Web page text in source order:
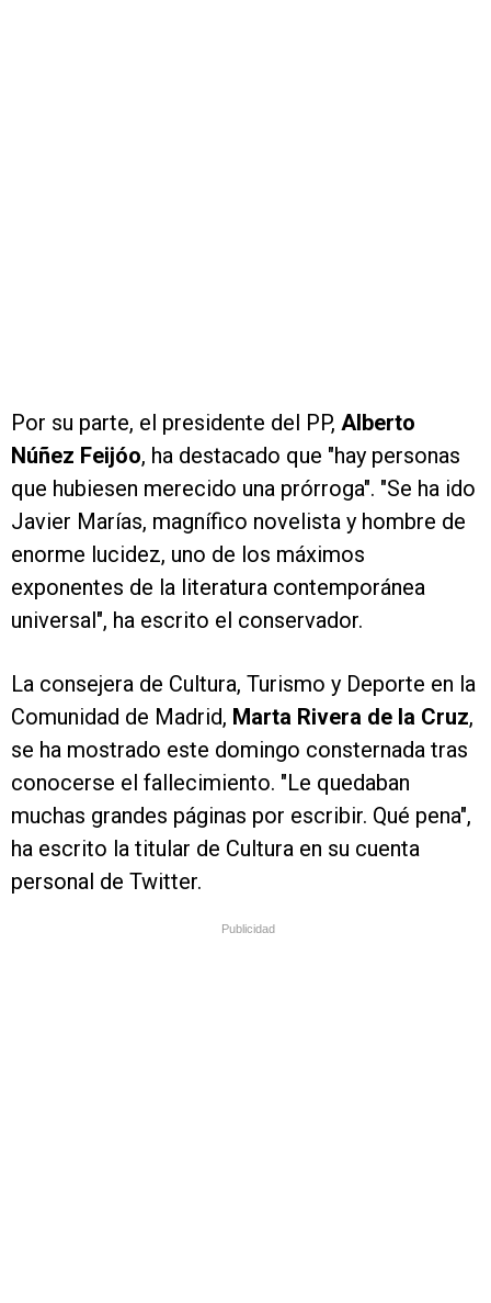
Por su parte, el presidente del PP, Alberto
Núñez Feijóo, ha destacado que "hay personas
que hubiesen merecido una prórroga". "Se ha ido
Javier Marías, magnífico novelista y hombre de
enorme lucidez, uno de los máximos
exponentes de la literatura contemporánea
universal", ha escrito el conservador.
La consejera de Cultura, Turismo y Deporte en la
Comunidad de Madrid, Marta Rivera de la Cruz,
se ha mostrado este domingo consternada tras
conocerse el fallecimiento. "Le quedaban
muchas grandes páginas por escribir. Qué pena",
ha escrito la titular de Cultura en su cuenta
personal de Twitter.
Publicidad